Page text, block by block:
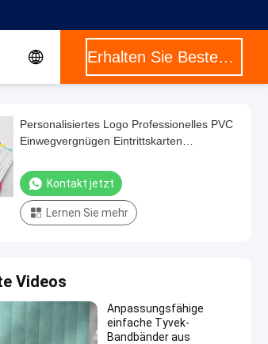
Erhalten Sie Besten Preis
Personalisiertes Logo Professionelles PVC
Einwegvergnügen Eintrittskarten
Identifikationsarmbänder
Kontakt jetzt
Lernen Sie mehr
Videos
Anpassungsfähige
einfache Tyvek-
Bandbänder aus